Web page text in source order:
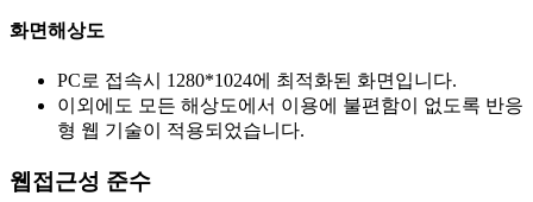
화면해상도
PC로 접속시 1280*1024에 최적화된 화면입니다.
이외에도 모든 해상도에서 이용에 불편함이 없도록 반응
형 웹 기술이 적용되었습니다.
웹접근성 준수